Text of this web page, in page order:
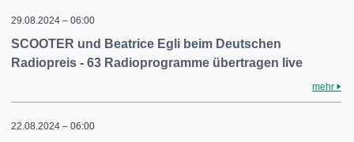
29.08.2024 – 06:00
SCOOTER und Beatrice Egli beim Deutschen
Radiopreis - 63 Radioprogramme übertragen live
mehr
22.08.2024 – 06:00